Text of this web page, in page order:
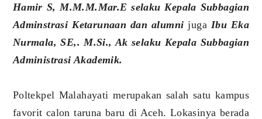
Hamir S, M.M.M.Mar.E selaku Kepala Subbagian
Adminstrasi Ketarunaan dan alumni juga Ibu Eka
Nurmala, SE,. M.Si., Ak selaku Kepala Subbagian
Administrasi Akademik.
Poltekpel Malahayati merupakan salah satu kampus
favorit calon taruna baru di Aceh. Lokasinya berada